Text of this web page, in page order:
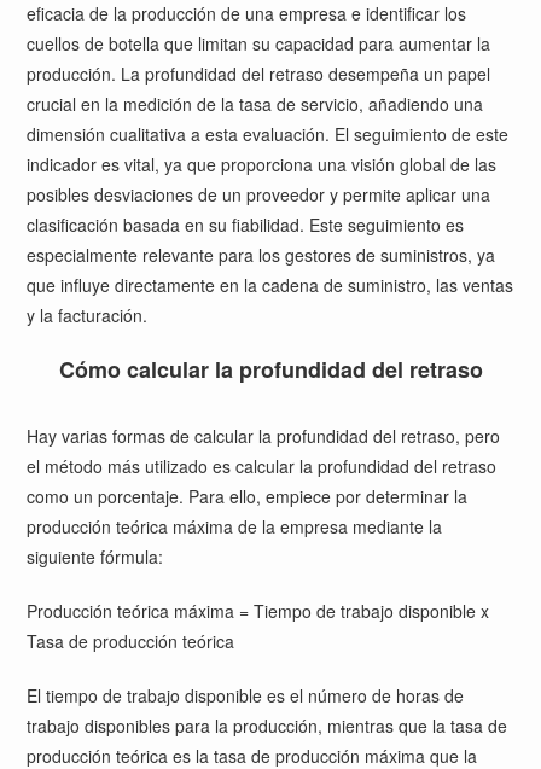
eficacia de la producción de una empresa e identificar los
cuellos de botella que limitan su capacidad para aumentar la
producción. La profundidad del retraso desempeña un papel
crucial en la medición de la tasa de servicio, añadiendo una
dimensión cualitativa a esta evaluación. El seguimiento de este
indicador es vital, ya que proporciona una visión global de las
posibles desviaciones de un proveedor y permite aplicar una
clasificación basada en su fiabilidad. Este seguimiento es
especialmente relevante para los gestores de suministros, ya
que influye directamente en la cadena de suministro, las ventas
y la facturación.
Cómo calcular la profundidad del retraso
Hay varias formas de calcular la profundidad del retraso, pero
el método más utilizado es calcular la profundidad del retraso
como un porcentaje. Para ello, empiece por determinar la
producción teórica máxima de la empresa mediante la
siguiente fórmula:
Producción teórica máxima = Tiempo de trabajo disponible x
Tasa de producción teórica
El tiempo de trabajo disponible es el número de horas de
trabajo disponibles para la producción, mientras que la tasa de
producción teórica es la tasa de producción máxima que la